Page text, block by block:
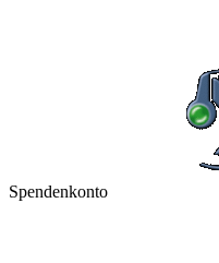
Spendenkonto